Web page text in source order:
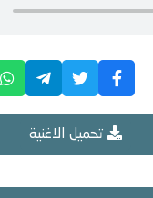
تحميل الاغنية